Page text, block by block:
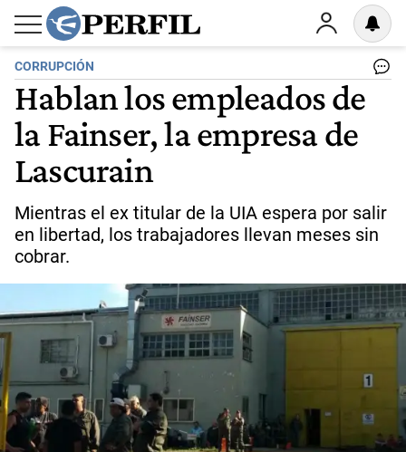
CORRUPCIÓN
Hablan los empleados de
la Fainser, la empresa de
Lascurain
Mientras el ex titular de la UIA espera por salir
en libertad, los trabajadores llevan meses sin
cobrar.